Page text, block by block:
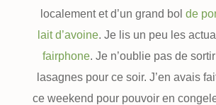
localement et d’un grand bol de
lait d’avoine. Je lis un peu les
fairphone. Je n’oublie pas de
lasagnes pour ce soir. J’en avais
ce weekend pour pouvoir en